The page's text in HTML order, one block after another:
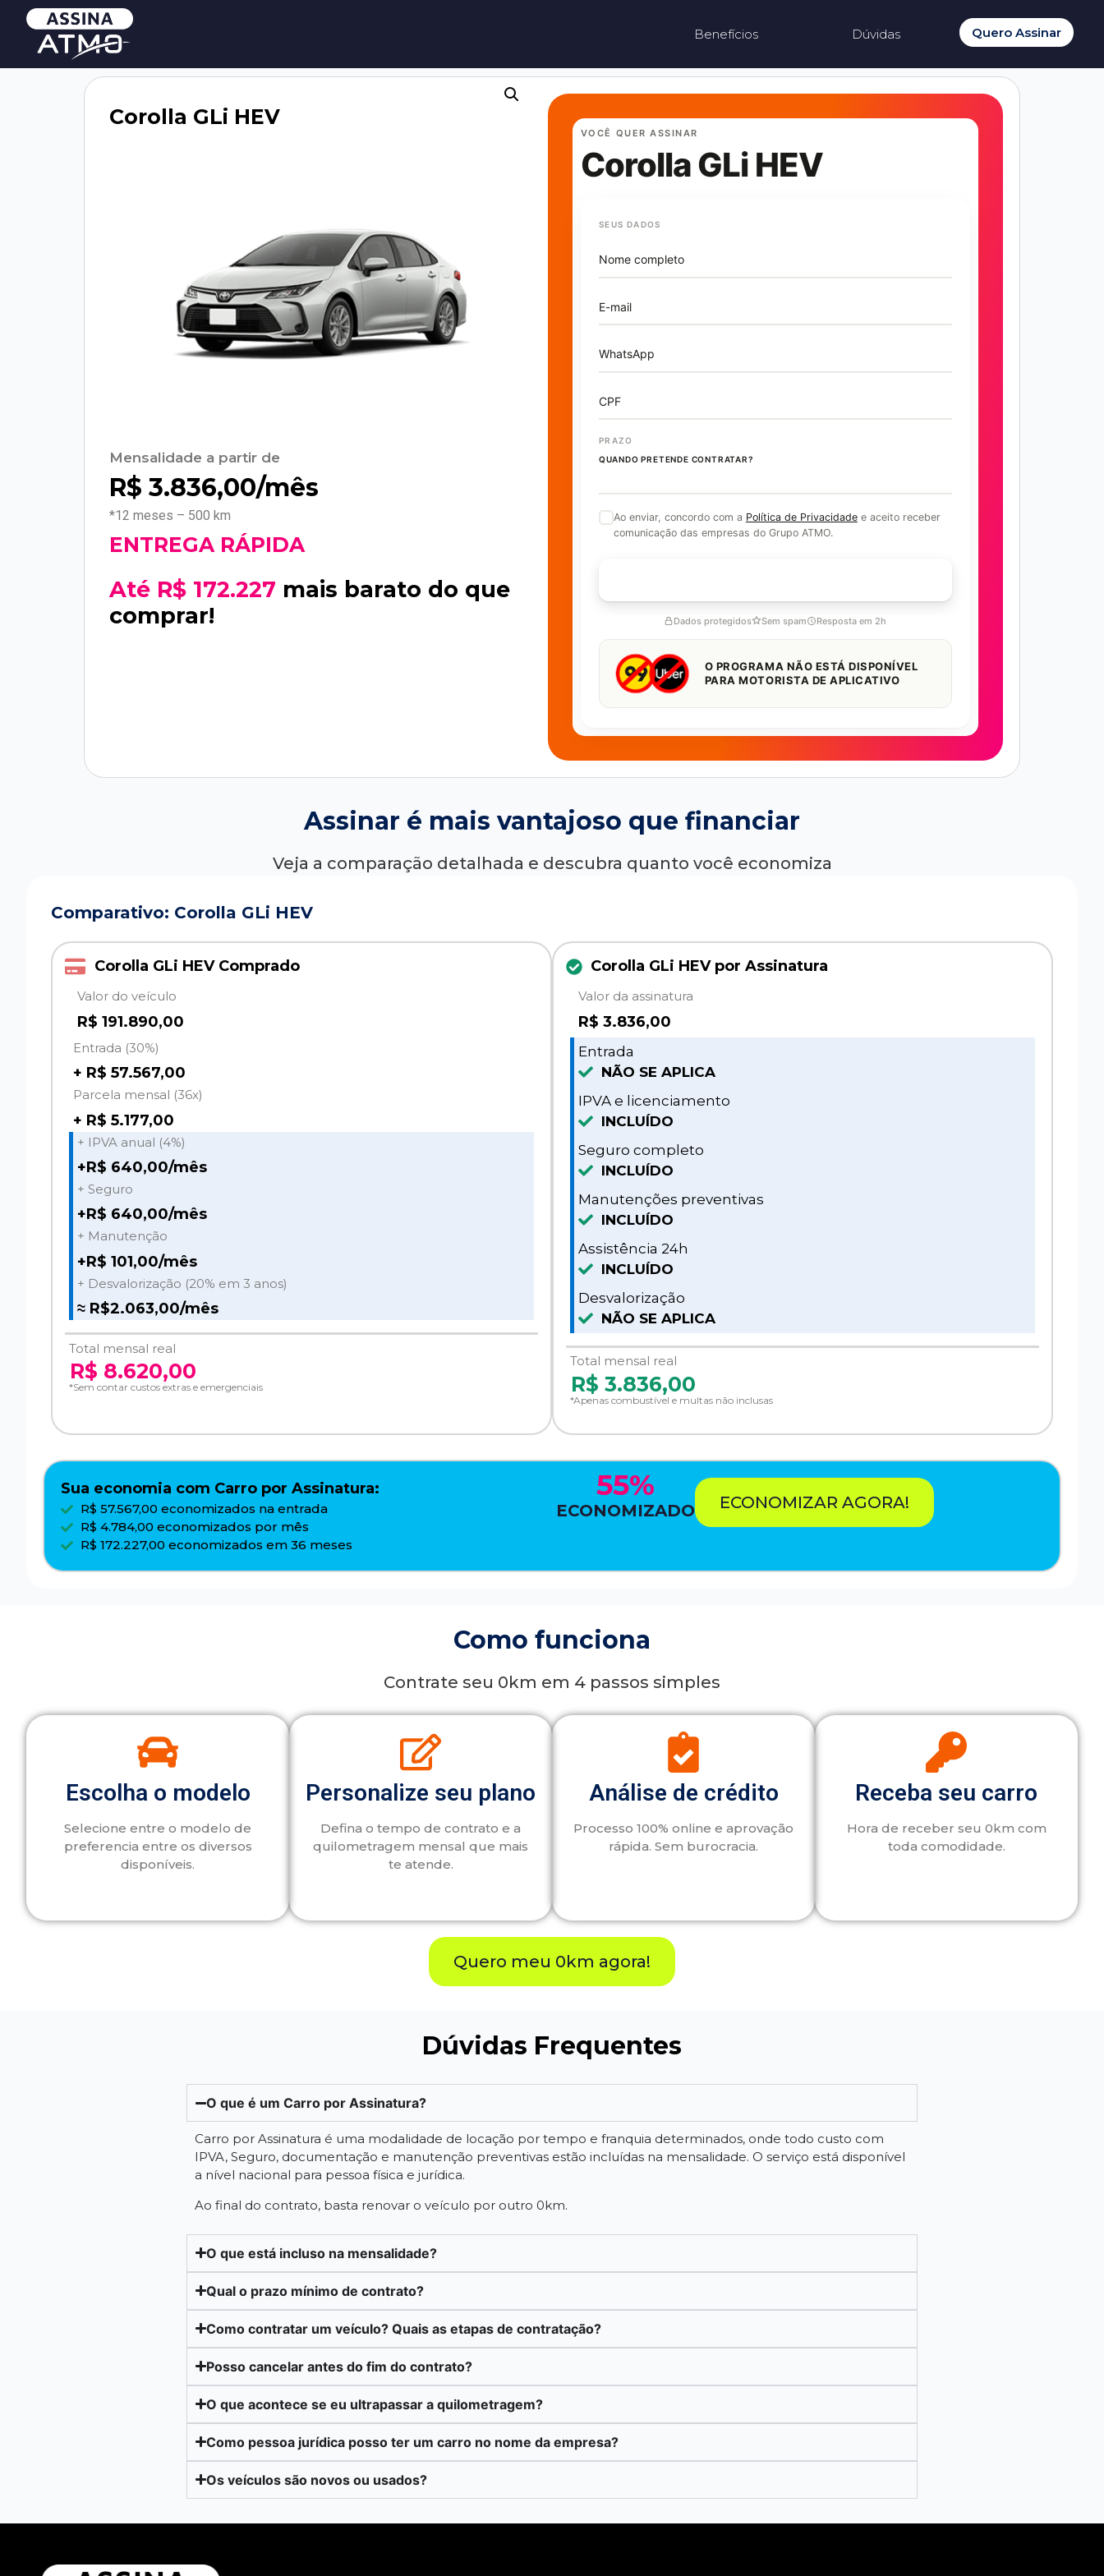
Dúvidas
Benefícios Quero Assinar
Corolla GLi HEV
Mensalidade a partir de
R$ 3.836,00/mês
*12 meses – 500 km
ENTREGA RÁPIDA
Até R$ 172.227 mais barato do que
comprar!
VOCÊ QUER ASSINAR
Corolla GLi HEV
SEUS DADOS
Nome completo
E-mail
WhatsApp
CPF
PRAZO
QUANDO PRETENDE CONTRATAR?
Ao enviar, concordo com a Política de Privacidadee aceito receber
comunicação das empresas do Grupo ATMO.
Dados protegidos Sem spam Resposta em 2h
O PROGRAMA NÃO ESTÁ DISPONÍVEL
PARA MOTORISTA DE APLICATIVO
Assinar é mais vantajoso que financiar
Veja a comparação detalhada e descubra quanto você economiza
Comparativo: Corolla GLi HEV
Corolla GLi HEV Comprado
Valor do veículo
R$ 191.890,00
Entrada (30%)
+ R$ 57.567,00
Parcela mensal (36x)
+ R$ 5.177,00
+ IPVA anual (4%)
+R$ 640,00/mês
+ Seguro
+R$ 640,00/mês
+ Manutenção
+R$ 101,00/mês
+ Desvalorização (20% em 3 anos)
≈ R$2.063,00/mês
Total mensal real
R$ 8.620,00
*Sem contar custos extras e emergenciais
Corolla GLi HEV por Assinatura
Valor da assinatura
R$ 3.836,00
Entrada
NÃO SE APLICA
IPVA e licenciamento
INCLUÍDO
Seguro completo
INCLUÍDO
Manutenções preventivas
INCLUÍDO
Assistência 24h
INCLUÍDO
Desvalorização
NÃO SE APLICA
Total mensal real
R$ 3.836,00
*Apenas combustível e multas não inclusas
Sua economia com Carro por Assinatura:
R$ 57.567,00 economizados na entrada
R$ 4.784,00 economizados por mês
R$ 172.227,00 economizados em 36 meses
55%
ECONOMIZADO ECONOMIZAR AGORA!
Como funciona
Contrate seu 0km em 4 passos simples
Escolha o modelo
Selecione entre o modelo de
preferencia entre os diversos
disponíveis.
Personalize seu plano
Defina o tempo de contrato e a
quilometragem mensal que mais
te atende.
Análise de crédito
Processo 100% online e aprovação
rápida. Sem burocracia.
Receba seu carro
Hora de receber seu 0km com
toda comodidade.
Quero meu 0km agora!
Dúvidas Frequentes
O que é um Carro por Assinatura?
Carro por Assinatura é uma modalidade de locação por tempo e franquia determinados, onde todo custo com
IPVA, Seguro, documentação e manutenção preventivas estão incluídas na mensalidade. O serviço está disponível
a nível nacional para pessoa física e jurídica.
Ao final do contrato, basta renovar o veículo por outro 0km.
O que está incluso na mensalidade?
Qual o prazo mínimo de contrato?
Como contratar um veículo? Quais as etapas de contratação?
Posso cancelar antes do fim do contrato?
O que acontece se eu ultrapassar a quilometragem?
Como pessoa jurídica posso ter um carro no nome da empresa?
Os veículos são novos ou usados?